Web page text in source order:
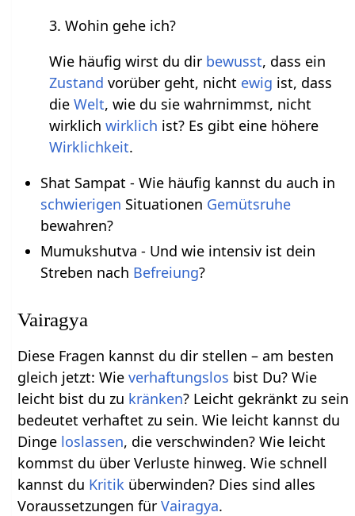
3. Wohin gehe ich?
Wie häufig wirst du dir bewusst, dass ein
Zustand vorüber geht, nicht ewig ist, dass
dieWelt, wie du sie wahrnimmst, nicht
wirklichwirklich ist? Es gibt eine höhere
Wirklichkeit.
Shat Sampat - Wie häufig kannst du auch in
schwierigen Situationen Gemütsruhe
bewahren?
Mumukshutva - Und wie intensiv ist dein
Streben nach Befreiung?
Vairagya
Diese Fragen kannst du dir stellen – am besten
gleich jetzt: Wieverhaftungslos bist Du? Wie
leicht bist du zu kränken? Leicht gekränkt zu sein
bedeutet verhaftet zu sein. Wie leicht kannst du
Dinge loslassen, die verschwinden? Wie leicht
kommst du über Verluste hinweg. Wie schnell
kannst du Kritik überwinden? Dies sind alles
Voraussetzungen fürVairagya.